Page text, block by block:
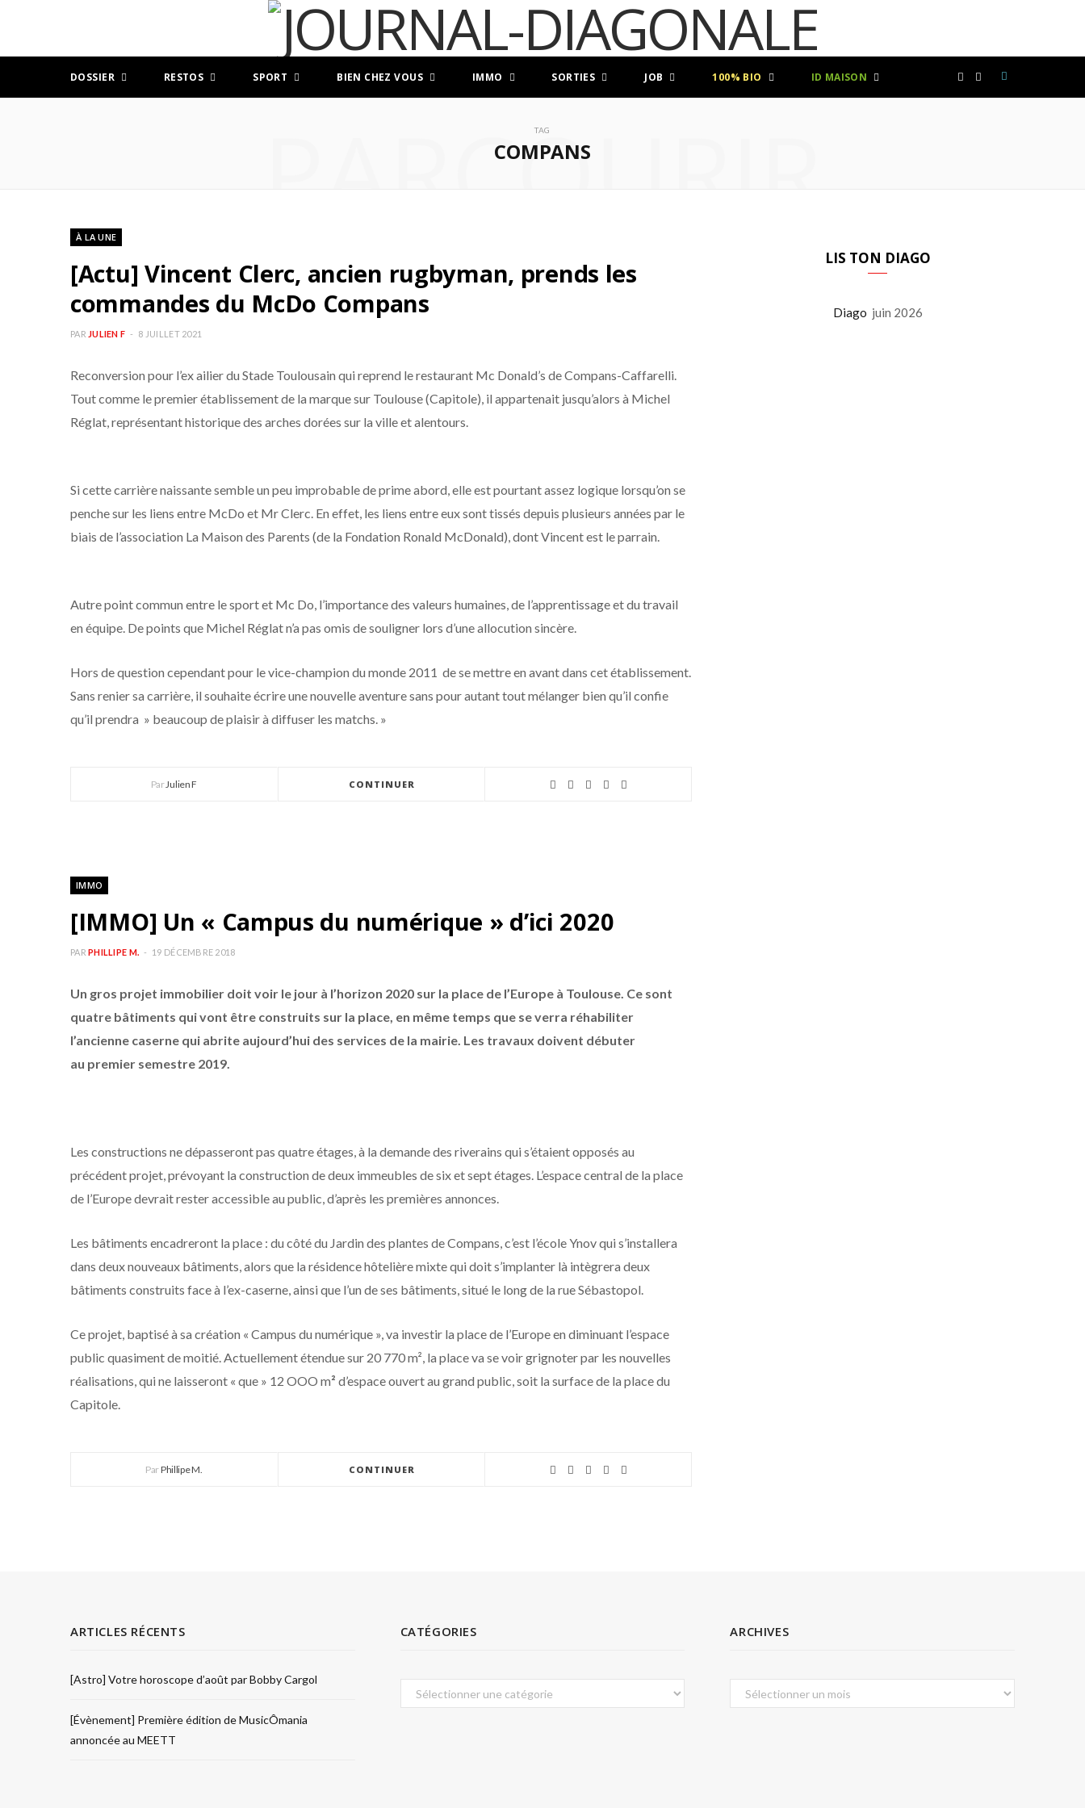
DOSSIER RESTOS SPORT BIEN CHEZ VOUS IMMO SORTIES JOB 100% BIO ID MAISON
TAG
COMPANS
PARCOURIR
À LA UNE
[Actu] Vincent Clerc, ancien rugbyman, prends les
commandes du McDo Compans
PAR JULIEN F 8 JUILLET 2021
Reconversion pour l’ex ailier du Stade Toulousain qui reprend le restaurant Mc Donald’s de Compans-Caffarelli.
Tout comme le premier établissement de la marque sur Toulouse (Capitole), il appartenait jusqu’alors à Michel
Réglat, représentant historique des arches dorées sur la ville et alentours.
Si cette carrière naissante semble un peu improbable de prime abord, elle est pourtant assez logique lorsqu’on se
penche sur les liens entre McDo et Mr Clerc. En effet, les liens entre eux sont tissés depuis plusieurs années par le
biais de l’association La Maison des Parents (de la Fondation Ronald McDonald), dont Vincent est le parrain.
Autre point commun entre le sport et Mc Do, l’importance des valeurs humaines, de l’apprentissage et du travail
en équipe. De points que Michel Réglat n’a pas omis de souligner lors d’une allocution sincère.
Hors de question cependant pour le vice-champion du monde 2011 de se mettre en avant dans cet établissement.
Sans renier sa carrière, il souhaite écrire une nouvelle aventure sans pour autant tout mélanger bien qu’il confie
qu’il prendra » beaucoup de plaisir à diffuser les matchs. »
ParJulien F CONTINUER
IMMO
[IMMO] Un « Campus du numérique » d’ici 2020
PAR PHILLIPE M. 19 DÉCEMBRE 2018
Un gros projet immobilier doit voir le jour à l’horizon 2020 sur la place de l’Europe à Toulouse. Ce sont
quatre bâtiments qui vont être construits sur la place, en même temps que se verra réhabiliter
l’ancienne caserne qui abrite aujourd’hui des services de la mairie. Les travaux doivent débuter
au premier semestre 2019.
Les constructions ne dépasseront pas quatre étages, à la demande des riverains qui s’étaient opposés au
précédent projet, prévoyant la construction de deux immeubles de six et sept étages. L’espace central de la place
de l’Europe devrait rester accessible au public, d’après les premières annonces.
Les bâtiments encadreront la place : du côté du Jardin des plantes de Compans, c’est l’école Ynov qui s’installera
dans deux nouveaux bâtiments, alors que la résidence hôtelière mixte qui doit s’implanter là intègrera deux
bâtiments construits face à l’ex-caserne, ainsi que l’un de ses bâtiments, situé le long de la rue Sébastopol.
Ce projet, baptisé à sa création « Campus du numérique », va investir la place de l’Europe en diminuant l’espace
public quasiment de moitié. Actuellement étendue sur 20 770 m², la place va se voir grignoter par les nouvelles
réalisations, qui ne laisseront « que » 12 OOO m² d’espace ouvert au grand public, soit la surface de la place du
Capitole.
ParPhillipe M. CONTINUER
LIS TON DIAGO
Diago juin 2026
ARTICLES RÉCENTS
[Astro] Votre horoscope d’août par Bobby Cargol
[Évènement] Première édition de MusicÔmania
annoncée au MEETT
CATÉGORIES
Catégories
ARCHIVES
Archives